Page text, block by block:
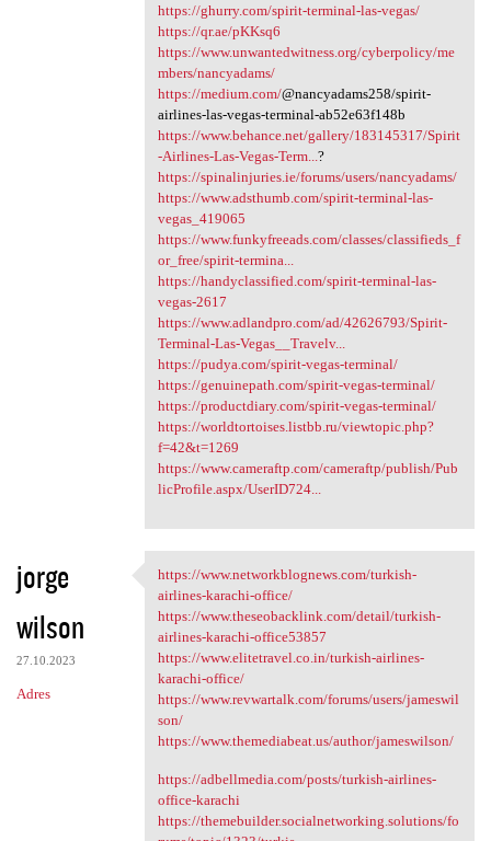
https://ghurry.com/spirit-terminal-las-vegas/
https://qr.ae/pKKsq6
https://www.unwantedwitness.org/cyberpolicy/me
mbers/nancyadams/
https://medium.com/@nancyadams258/spirit-
airlines-las-vegas-terminal-ab52e63f148b
https://www.behance.net/gallery/183145317/Spirit
-Airlines-Las-Vegas-Term... ?
https://spinalinjuries.ie/forums/users/nancyadams/
https://www.adsthumb.com/spirit-terminal-las-
vegas_419065
https://www.funkyfreeads.com/classes/classifieds_f
or_free/spirit-termina...
https://handyclassified.com/spirit-terminal-las-
vegas-2617
https://www.adlandpro.com/ad/42626793/Spirit-
Terminal-Las-Vegas__Travelv...
https://pudya.com/spirit-vegas-terminal/
https://genuinepath.com/spirit-vegas-terminal/
https://productdiary.com/spirit-vegas-terminal/
https://worldtortoises.listbb.ru/viewtopic.php?
f=42&t=1269
https://www.cameraftp.com/cameraftp/publish/Pub
licProfile.aspx/UserID724...
jorge
wilson
27.10.2023
Adres
https://www.networkblognews
https://www.networkblognews.com/turkish-
airlines-karachi-office/
https://www.theseobacklink.com/detail/turkish-
airlines-karachi-office53857
https://www.elitetravel.co.in/turkish-airlines-
karachi-office/
https://www.revwartalk.com/forums/users/jameswil
son/
https://www.themediabeat.us/author/jameswilson/
https://adbellmedia.com/posts/turkish-airlines-
office-karachi
https://themebuilder.socialnetworking.solutions/fo